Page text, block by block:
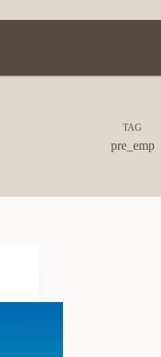
TAG
pre_emp